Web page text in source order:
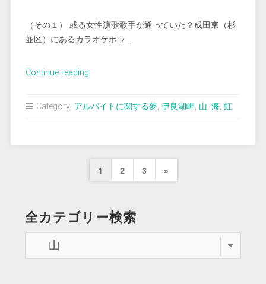
景
を
る”
（その１） 或る女性演歌歌手が通っていた？成田東（杉
並区）にあるカラオケボッ …
Continue reading“＜
海
の
や
Category: アルバイトに関する夢, 伊良湖岬, 山, 海, 虹
投
の
ペ
1 2 3
Next
»
全カテゴリー検索